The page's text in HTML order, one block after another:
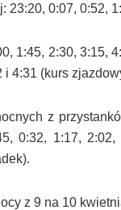
23:20, 0:07, 0:52,
1:45, 2:30, 3:15,
i 4:31 (kurs
z
0:32, 1:17,
z 9 na 10